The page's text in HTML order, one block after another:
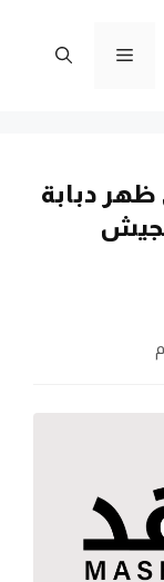
القائمة
دبابة